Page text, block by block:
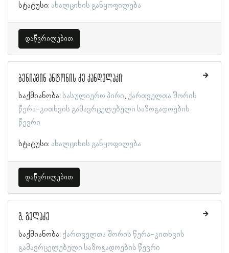
სტატუსი: ახალციხის განყოფილება
დაწვრილებით
ბენიამინ ანტონის ძე კანდელაკი
საქმიანობა: სასულიერო პირი ქართველთა შორის
წერა-კითხვის გამავრცელებელი საზოგადოების
წევრი
სტატუსი: ახალციხის განყოფილება
დაწვრილებით
გ. გელაძე
საქმიანობა: ქართველთა შორის წერა-კითხვის
გამავრცელებელი საზოგადოების წევრი